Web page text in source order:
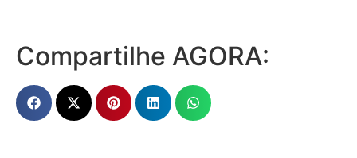
Compartilhe AGORA: